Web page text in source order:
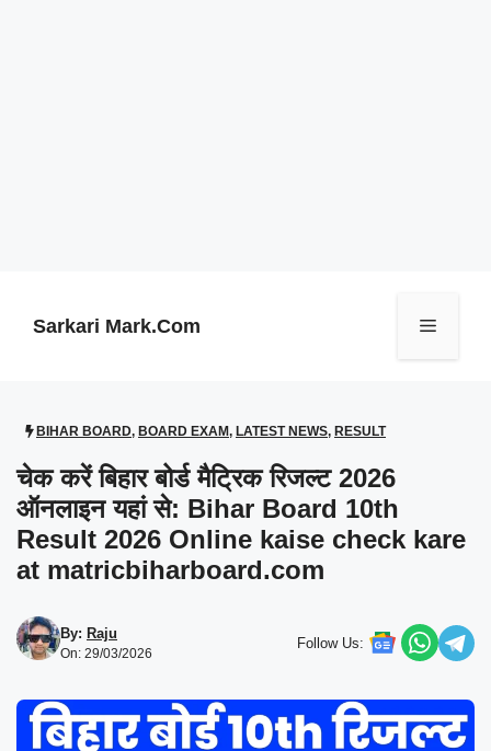
Sarkari Mark.Com Menu
BIHAR BOARD, BOARD EXAM, LATEST NEWS, RESULT
चेक करें बिहार बोर्ड मैट्रिक रिजल्ट 2026
ऑनलाइन यहां से: Bihar Board 10th
Result 2026 Online kaise check kare
at matricbiharboard.com
By: Raju
On: 29/03/2026
Follow Us: